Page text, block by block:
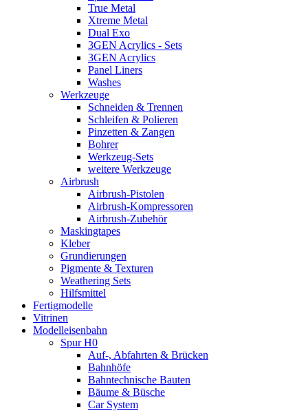
True Metal
Xtreme Metal
Dual Exo
3GEN Acrylics - Sets
3GEN Acrylics
Panel Liners
Washes
Werkzeuge
Schneiden & Trennen
Schleifen & Polieren
Pinzetten & Zangen
Bohrer
Werkzeug-Sets
weitere Werkzeuge
Airbrush
Airbrush-Pistolen
Airbrush-Kompressoren
Airbrush-Zubehör
Maskingtapes
Kleber
Grundierungen
Pigmente & Texturen
Weathering Sets
Hilfsmittel
Fertigmodelle
Vitrinen
Modelleisenbahn
Spur H0
Auf-, Abfahrten & Brücken
Bahnhöfe
Bahntechnische Bauten
Bäume & Büsche
Car System